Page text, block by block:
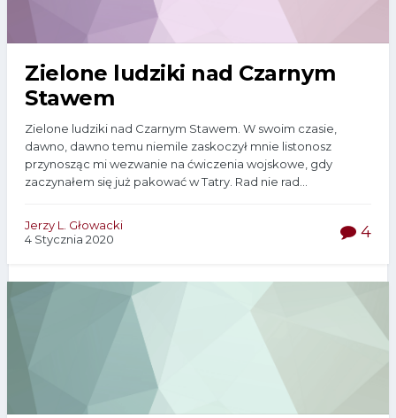
Zielone ludziki nad Czarnym
Stawem
Zielone ludziki nad Czarnym Stawem. W swoim czasie,
dawno, dawno temu niemile zaskoczył mnie listonosz
przynosząc mi wezwanie na ćwiczenia wojskowe, gdy
zaczynałem się już pakować w Tatry. Rad nie rad...
Jerzy L. Głowacki
4 Stycznia 2020
4